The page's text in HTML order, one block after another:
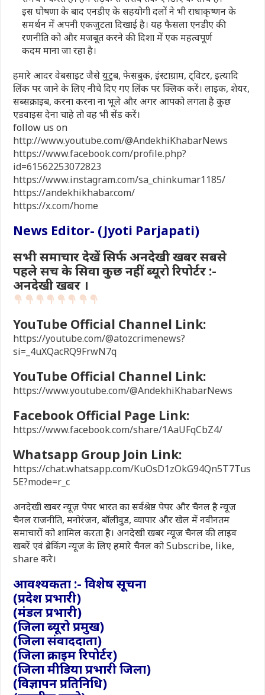
इस घोषणा के बाद एनडीए के सहयोगी दलों ने भी राधाकृष्णन के
समर्थन में अपनी एकजुटता दिखाई है। यह फैसला एनडीए की
रणनीति को और मजबूत करने की दिशा में एक महत्वपूर्ण
कदम माना जा रहा है।
हमारे आदर वेबसाइट जैसे युटुब, फेसबुक, इंस्टाग्राम, ट्विटर, इत्यादि
लिंक पर जाने के लिए नीचे दिए गए लिंक पर क्लिक करें। लाइक, शेयर,
सब्सक्राइब, करना करना ना भूले और अगर आपको लगता है कुछ
एडवाइस देना चाहे तो वह भी सेंड करें।
follow us on
http://www.youtube.com/@AndekhiKhabarNews
https://www.facebook.com/profile.php?
id=61562253072823
https://www.instagram.com/sa_chinkumar1185/
https://andekhikhabar.com/
https://x.com/home
News Editor- (Jyoti Parjapati)
सभी समाचार देखें सिर्फ अनदेखी खबर सबसे
पहले सच के सिवा कुछ नहीं ब्यूरो रिपोर्टर :-
अनदेखी खबर ।
YouTube Official Channel Link:
https://youtube.com/@atozcrimenews?
si=_4uXQacRQ9FrwN7q
YouTube Official Channel Link:
https://www.youtube.com/@AndekhiKhabarNews
Facebook Official Page Link:
https://www.facebook.com/share/1AaUFqCbZ4/
Whatsapp Group Join Link:
https://chat.whatsapp.com/KuOsD1zOkG94Qn5T7Tus
5E?mode=r_c
अनदेखी खबर न्यूज़ पेपर भारत का सर्वश्रेष्ठ पेपर और चैनल है न्यूज
चैनल राजनीति, मनोरंजन, बॉलीवुड, व्यापार और खेल में नवीनतम
समाचारों को शामिल करता है। अनदेखी खबर न्यूज चैनल की लाइव
खबरें एवं ब्रेकिंग न्यूज के लिए हमारे चैनल को Subscribe, like,
share करे।
आवश्यकता :- विशेष सूचना
(प्रदेश प्रभारी)
(मंडल प्रभारी)
(जिला ब्यूरो प्रमुख)
(जिला संवाददाता)
(जिला क्राइम रिपोर्टर)
(जिला मीडिया प्रभारी जिला)
(विज्ञापन प्रतिनिधि)